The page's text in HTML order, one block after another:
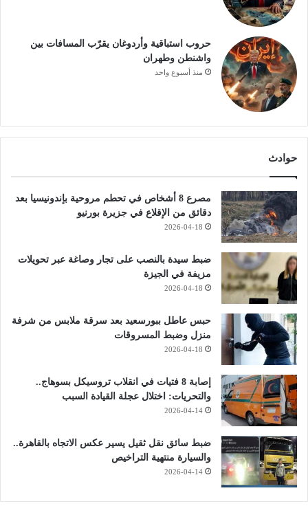
حروب استباقية وأردوغان يقرّب المسافات بين
واشنطن وطهران
منذ أسبوع واحد
حوادث
مصرع 8 أشخاص في تحطم مروحية بإندونيسيا بعد
دقائق من الإقلاع في جزيرة بورنيو
2026-04-18
ضبط سيدة بالنصب على تجار وصاغة عبر تحويلات
مزيفة في الجيزة
2026-04-18
حبس عاطل ببورسعيد بعد سرقة ملابس من شرفة
منزل وضبط المسروقات
2026-04-18
إصابة 8 فتيات في انقلاب تروسيكل بسوهاج..
والتحريات: اختلال عجلة القيادة السبب
2026-04-14
ضبط سائق نقل ثقيل يسير عكس الاتجاه بالقاهرة..
والسيارة منتهية التراخيص
2026-04-14